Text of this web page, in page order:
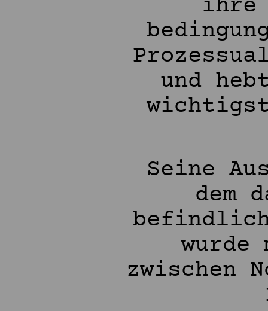
und
Seine
dem
wurde
zwischen